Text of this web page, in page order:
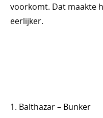
voorkomt. Dat maakte
eerlijker.
1. Balthazar – Bunker